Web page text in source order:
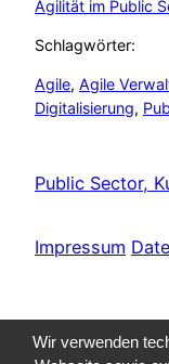
Agilität im Public
Schlagwörter:
Agile, Agile
Digitalisierung,
Public Sector,
Impressum
Wir verwenden